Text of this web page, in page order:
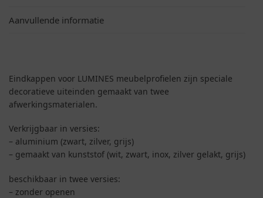
Aanvullende informatie
Eindkappen voor LUMINES meubelprofielen zijn speciale
decoratieve uiteinden gemaakt van twee
afwerkingsmaterialen.
Verkrijgbaar in versies:
– aluminium (zwart, zilver, grijs)
– gemaakt van kunststof (wit, zwart, inox, zilver gelakt, grijs)
beschikbaar in twee versies:
– zonder openen